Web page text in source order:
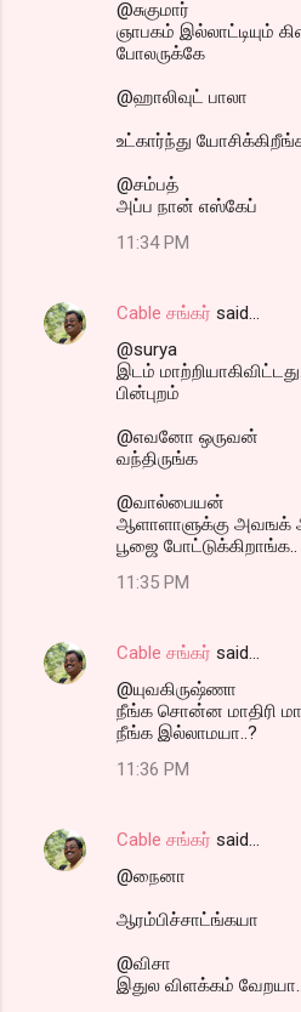
@சுகுமார்
ஞாபகம் இல்லாட்டியும்
போலருக்கே
@ஹாலிவுட் பாலா
உட்கார்ந்து
@சம்பத்
அப்ப நான் எஸ்கேப்
11:34 PM
Cable சங்கர் said…
@surya
இடம்
பின்புறம்
@எவனோ ஒருவன்
வந்திருங்க
@வால்பையன்
ஆளாளாளுக்கு அவஙக்
பூஜை போட்டுக்கிறாங்க..
11:35 PM
Cable சங்கர் said…
@யுவகிருஷ்ணா
நீங்க சொன்ன மாதிரி
நீங்க இல்லாமயா..?
11:36 PM
Cable சங்கர் said…
@நைனா
ஆரம்பிச்சாட்ங்கயா
@விசா
இதுல விளக்கம்